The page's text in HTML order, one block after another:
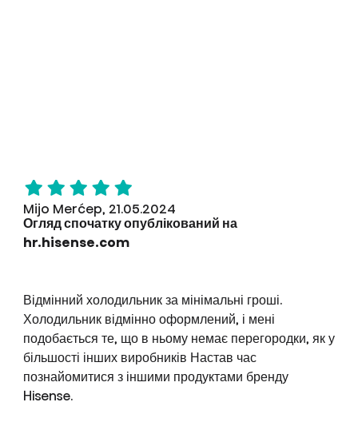
Mijo Merćep, 21.05.2024
Огляд спочатку опублікований на
hr.hisense.com
Відмінний холодильник за мінімальні гроші.
Холодильник відмінно оформлений, і мені
подобається те, що в ньому немає перегородки, як у
більшості інших виробників Настав час
познайомитися з іншими продуктами бренду
Hisense.